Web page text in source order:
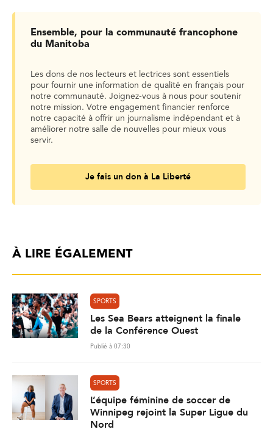
Ensemble, pour la communauté francophone
du Manitoba
Les dons de nos lecteurs et lectrices sont essentiels
pour fournir une information de qualité en français pour
notre communauté. Joignez-vous à nous pour soutenir
notre mission. Votre engagement financier renforce
notre capacité à offrir un journalisme indépendant et à
améliorer notre salle de nouvelles pour mieux vous
servir.
Je fais un don à La Liberté
À LIRE ÉGALEMENT
SPORTS
Les Sea Bears atteignent la finale
de la Conférence Ouest
Publié à 07:30
SPORTS
L’équipe féminine de soccer de
Winnipeg rejoint la Super Ligue du
Nord